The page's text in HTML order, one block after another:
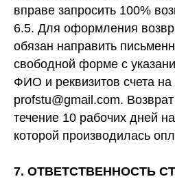
вправе запросить 100%
6.5. Для оформления
обязан направить
свободной форме с
ФИО и реквизитов счета на
profstu@gmail.com.
течение 10 рабочих дней
которой производилась
7. ОТВЕТСТВЕННОСТЬ